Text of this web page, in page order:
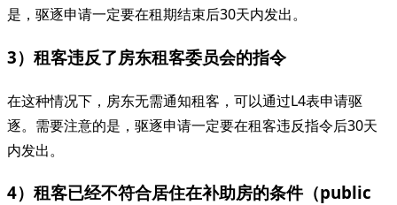
是，驱逐申请一定要在租期结束后30天内发出。
3）租客违反了房东租客委员会的指令
在这种情况下，房东无需通知租客，可以通过L4表申请驱
逐。需要注意的是，驱逐申请一定要在租客违反指令后30天
内发出。
4）租客已经不符合居住在补助房的条件（public